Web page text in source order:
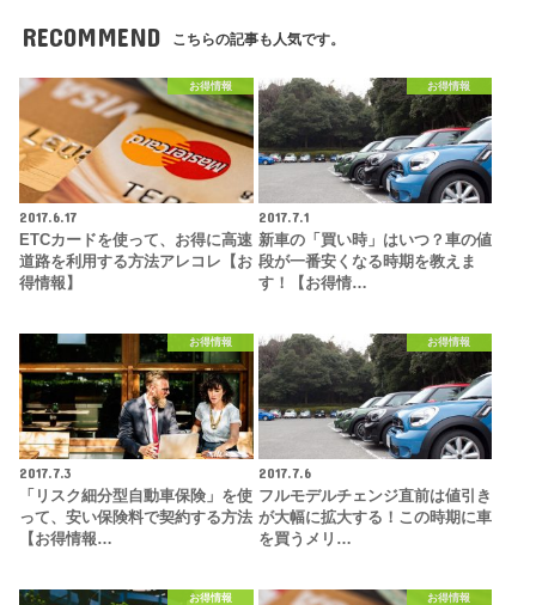
RECOMMEND こちらの記事も人気です。
お得情報
2017.6.17
ETCカードを使って、お得に高速
道路を利用する方法アレコレ【お
得情報】
お得情報
2017.7.1
新車の「買い時」はいつ？車の値
段が一番安くなる時期を教えま
す！【お得情…
お得情報
2017.7.3
「リスク細分型自動車保険」を使
って、安い保険料で契約する方法
【お得情報…
お得情報
2017.7.6
フルモデルチェンジ直前は値引き
が大幅に拡大する！この時期に車
を買うメリ…
お得情報 お得情報